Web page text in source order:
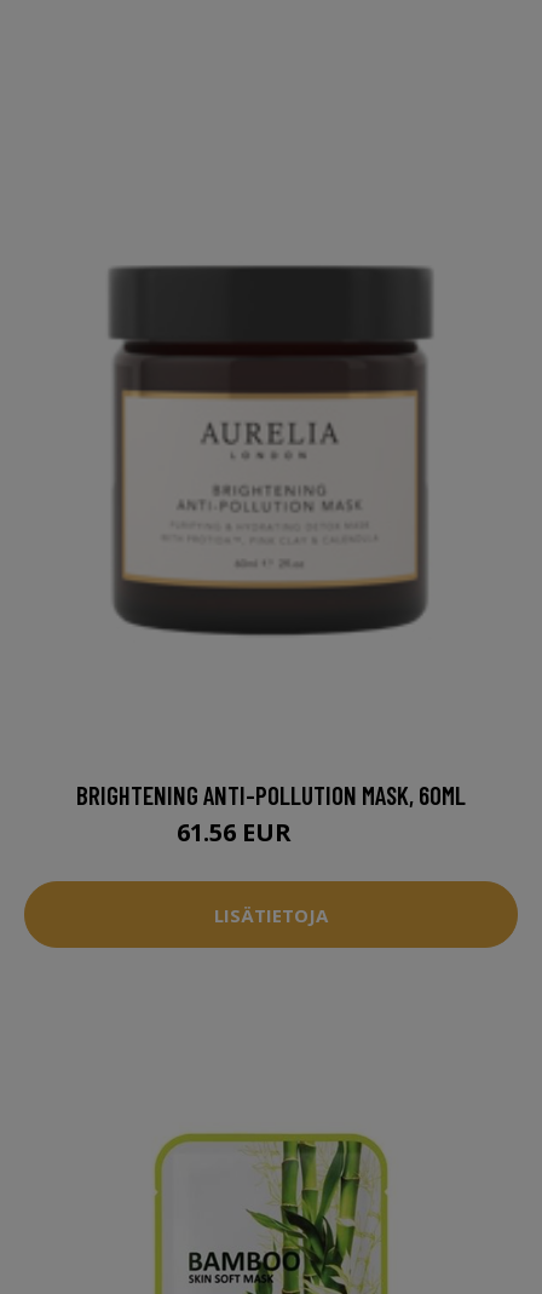
BRIGHTENING ANTI-POLLUTION MASK, 60ML
61.56 EUR
LISÄTIETOJA